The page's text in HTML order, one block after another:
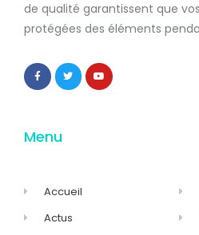
de qualité garantissent que
protégées des éléments
Menu
Accueil
Actus